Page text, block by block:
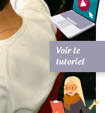
Voir le
tutoriel